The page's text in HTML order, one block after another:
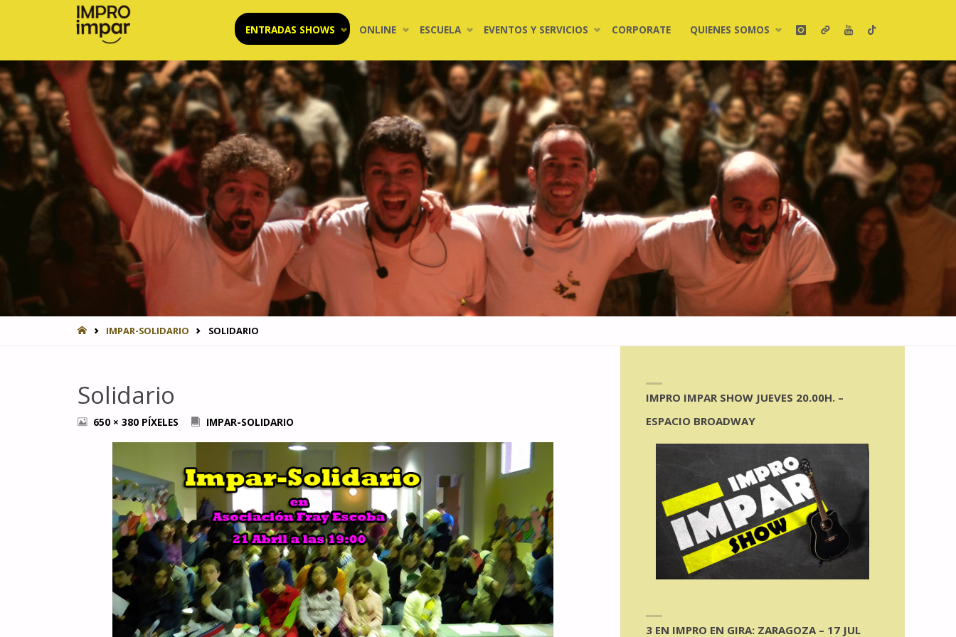
Saltar
contenido
ENTRADAS SHOWS ONLINE ESCUELA EVENTOS Y SERVICIOS CORPORATE QUIENES SOMOS
INICIOIMPAR-SOLIDARIO SOLIDARIO
Solidario
TAMAÑO
650 × 380 PÍXELES IMPAR-SOLIDARIO
IMPRO IMPAR SHOW JUEVES 20.00H. –
ESPACIO BROADWAY
3 EN IMPRO EN GIRA: ZARAGOZA – 17 JUL